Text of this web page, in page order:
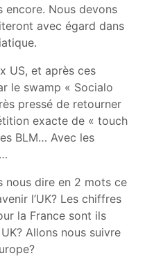
encore. Nous devons
avec égard dans
US, et après ces
le swamp « Socialo
pressé de retourner
exacte de « touch
BLM… Avec les
nous dire en 2 mots ce
l’UK? Les chiffres
la France sont ils
Allons nous suivre